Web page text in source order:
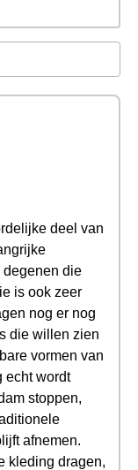
deel van
degenen die
is ook zeer
nog er nog
die willen zien
vormen van
echt wordt
stoppen,
afnemen.
kleding dragen,